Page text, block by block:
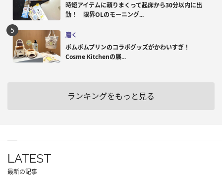
時短アイテムに頼りまくって起床から30分以内に出
勤！ 限界OLのモーニング...
磨く
ポムポムプリンのコラボグッズがかわいすぎ！
Cosme Kitchenの展...
ランキングをもっと見る
LATEST
最新の記事